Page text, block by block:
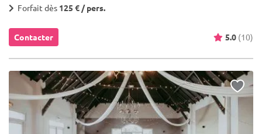
Forfait dès 125 € / pers.
Contacter 5.0 (10)